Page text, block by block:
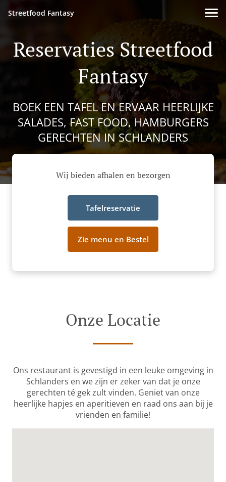
Streetfood Fantasy
Reservaties Streetfood
Fantasy
BOEK EEN TAFEL EN ERVAAR HEERLIJKE
SALADES, FAST FOOD, HAMBURGERS
GERECHTEN IN SCHLANDERS
Wij bieden afhalen en bezorgen
Tafelreservatie
Zie menu en Bestel
Onze Locatie
Ons restaurant is gevestigd in een leuke omgeving in
Schlanders en we zijn er zeker van dat je onze
gerechten té gek zult vinden. Geniet van onze
heerlijke hapjes en aperitieven en raad ons aan bij je
vrienden en familie!